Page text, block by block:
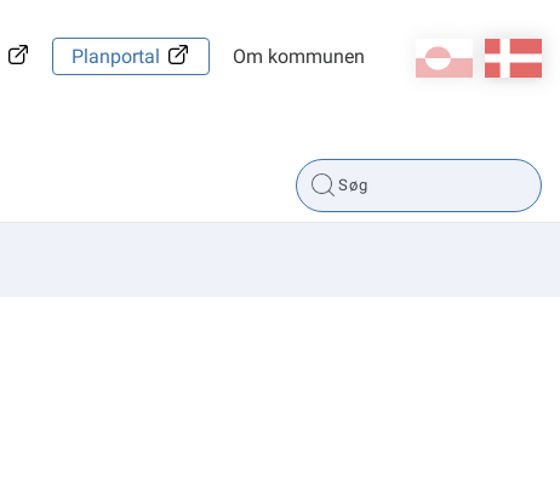
kl-GL
Planportal Om kommunen